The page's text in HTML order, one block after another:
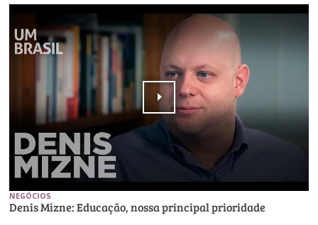
NEGÓCIOS
Denis Mizne: Educação, nossa principal prioridade